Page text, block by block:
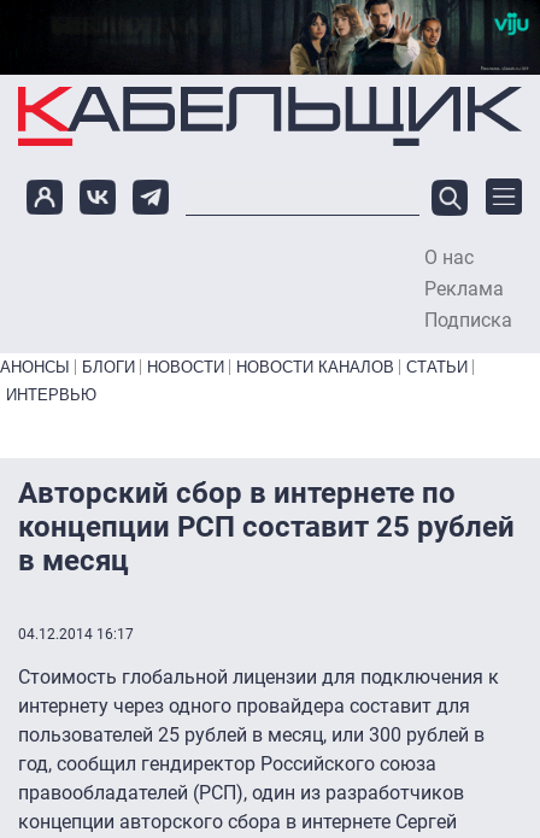
Перейти к основному содержанию
О нас
Реклама
Подписка
Primary links bottom
АНОНСЫ БЛОГИ НОВОСТИ НОВОСТИ КАНАЛОВ
СТАТЬИ
ИНТЕРВЬЮ
Авторский сбор в интернете по
концепции РСП составит 25 рублей
в месяц
04.12.2014 16:17
Стоимость глобальной лицензии для подключения к
интернету через одного провайдера составит для
пользователей 25 рублей в месяц, или 300 рублей в
год, сообщил гендиректор Российского союза
правообладателей (РСП), один из разработчиков
концепции авторского сбора в интернете Сергей